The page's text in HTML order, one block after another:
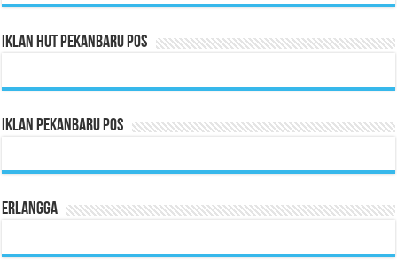
Iklan HUT Pekanbaru Pos
Iklan Pekanbaru Pos
Erlangga